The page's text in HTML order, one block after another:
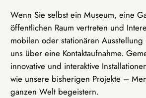
Wenn Sie selbst ein Museum, eine
öffentlichen Raum vertreten und
mobilen oder stationären
uns über eine Kontaktaufnahme.
innovative und interaktive
wie unsere bisherigen Projekte –
ganzen Welt begeistern.